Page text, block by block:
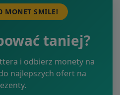
MONET SMILE!
taniej?
i odbierz monety na
najlepszych ofert na